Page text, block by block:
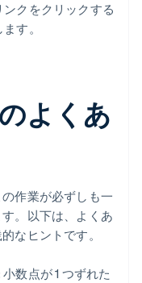
クをクリックする
す。
よくあ
作業が必ずしも一
。以下は、よくあ
なヒントです。
小数点が 1 つずれた